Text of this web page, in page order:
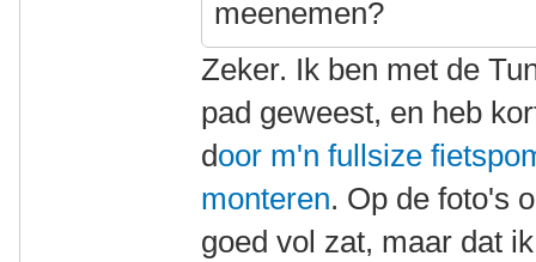
meenemen?
Zeker. Ik ben met de
pad geweest, en heb
door m'n fullsize
monteren. Op de foto's
goed vol zat, maar dat